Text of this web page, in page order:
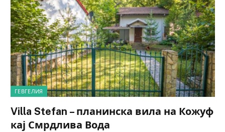
ГЕВГЕЛИЯ
Villa Stefan – планинска вила на Кожуф
кај Смрдлива Вода